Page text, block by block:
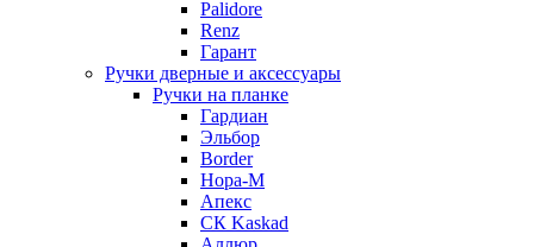
Palidore
Renz
Гарант
Ручки дверные и аксессуары
Ручки на планке
Гардиан
Эльбор
Border
Нора-М
Апекс
CК Kaskad